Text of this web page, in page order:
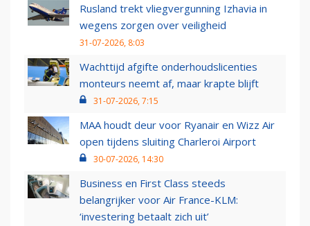
Rusland trekt vliegvergunning Izhavia in
wegens zorgen over veiligheid
31-07-2026, 8:03
Wachttijd afgifte onderhoudslicenties
monteurs neemt af, maar krapte blijft
31-07-2026, 7:15
MAA houdt deur voor Ryanair en Wizz Air
open tijdens sluiting Charleroi Airport
30-07-2026, 14:30
Business en First Class steeds
belangrijker voor Air France-KLM:
‘investering betaalt zich uit’